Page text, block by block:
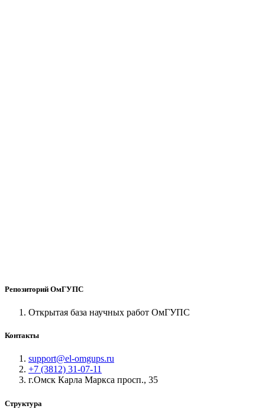
Репозиторий ОмГУПС
Открытая база научных работ ОмГУПС
Контакты
support@el-omgups.ru
+7 (3812) 31-07-11
г.Омск Карла Маркса просп., 35
Структура